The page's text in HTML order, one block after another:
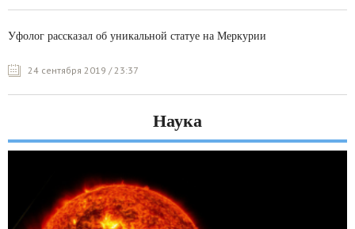
Уфолог рассказал об уникальной статуе на Меркурии
24 сентября 2019 / 23:37
Наука